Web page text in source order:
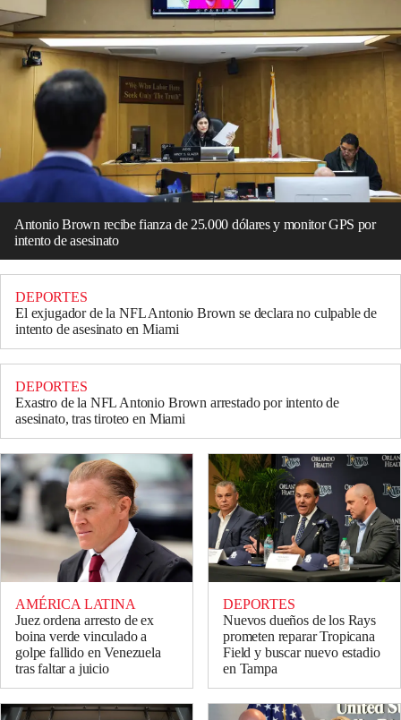
Antonio Brown recibe fianza de 25.000 dólares y monitor GPS por
intento de asesinato
DEPORTES
El exjugador de la NFL Antonio Brown se declara no culpable de
intento de asesinato en Miami
DEPORTES
Exastro de la NFL Antonio Brown arrestado por intento de
asesinato, tras tiroteo en Miami
AMÉRICA LATINA
Juez ordena arresto de ex
boina verde vinculado a
golpe fallido en Venezuela
tras faltar a juicio
DEPORTES
Nuevos dueños de los Rays
prometen reparar Tropicana
Field y buscar nuevo estadio
en Tampa